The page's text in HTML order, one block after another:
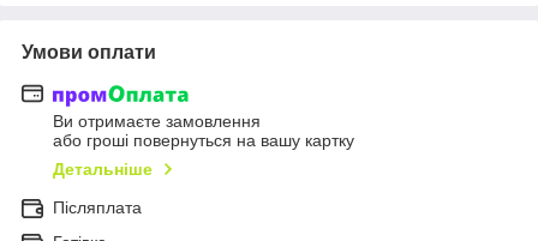
Умови оплати
Ви отримаєте замовлення
або гроші повернуться на вашу картку
Детальніше
Післяплата